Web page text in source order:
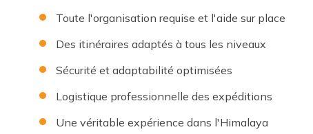
Toute l'organisation requise et l'aide sur place
Des itinéraires adaptés à tous les niveaux
Sécurité et adaptabilité optimisées
Logistique professionnelle des expéditions
Une véritable expérience dans l'Himalaya